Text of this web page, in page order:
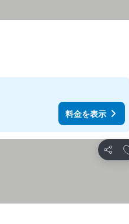
料金を表示
シェア